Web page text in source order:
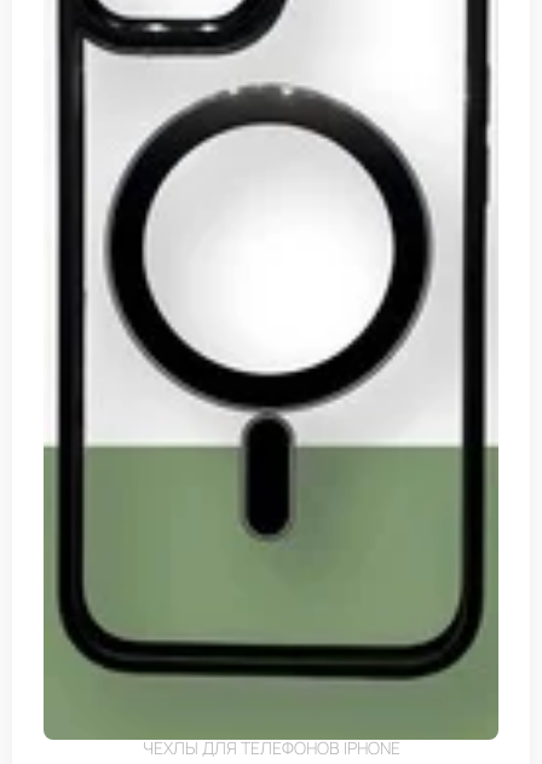
ЧЕХЛЫ ДЛЯ ТЕЛЕФОНОВ IPHONE